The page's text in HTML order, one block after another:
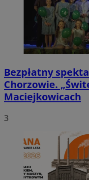
Bezpłatny
Chorzowie.
Maciejkowicach
3